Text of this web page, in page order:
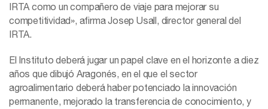
IRTA como un compañero de viaje para mejorar su
competitividad», afirma Josep Usall, director general del
IRTA.
El Instituto deberá jugar un papel clave en el horizonte a diez
años que dibujó Aragonés, en el que el sector
agroalimentario deberá haber potenciado la innovación
permanente, mejorado la transferencia de conocimiento, y